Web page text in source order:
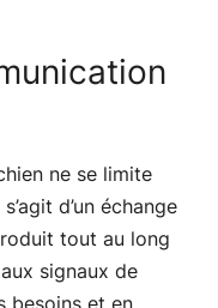
ne se limite
d’un échange
tout au long
signaux de
besoins et en